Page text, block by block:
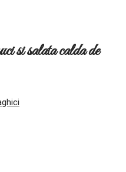
si salata calda de